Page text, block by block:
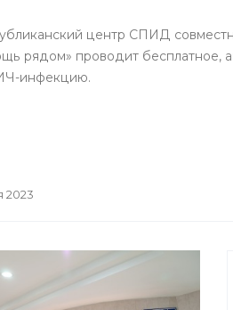
центр СПИД
рядом» проводит бесплатное,
инфекцию.
2023